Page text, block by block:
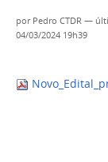
por Pedro CTDR —
04/03/2024 19h39